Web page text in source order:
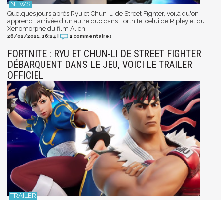
Quelques jours après Ryu et Chun-Li de Street Fighter, voilà qu'on
apprend l'arrivée d'un autre duo dans Fortnite, celui de Ripley et du
Xenomorphe du film Alien.
26/02/2021, 16:24 | 2 commentaires
FORTNITE : RYU ET CHUN-LI DE STREET FIGHTER
DÉBARQUENT DANS LE JEU, VOICI LE TRAILER
OFFICIEL